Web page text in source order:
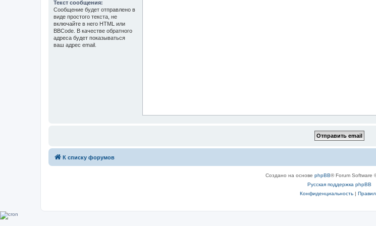
Текст сообщения:
Сообщение будет отправлено в
виде простого текста, не
включайте в него HTML или
BBCode. В качестве обратного
адреса будет показываться
ваш адрес email.
К списку форумов
Создано на основе phpBB® Forum Software
Русская поддержка phpBB
Конфиденциальность|